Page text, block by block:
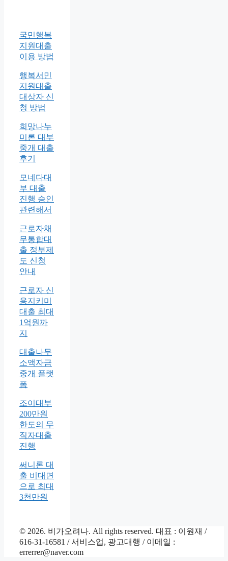
국민행복
지원대출
이용 방법
행복서민
지원대출
대상자 신
청 방법
희망나누
미론 대부
중개 대출
후기
모네다대
부 대출
진행 승인
관련해서
근로자채
무통합대
출 정부제
도 신청
안내
근로자 신
용지키미
대출 최대
1억원까
지
대출나무
소액자금
중개 플랫
폼
조이대부
200만원
한도의 무
직자대출
진행
써니론 대
출 비대면
으로 최대
3천만원
© 2026. 비가오려나. All rights reserved. 대표 : 이원재 /
616-31-16581 / 서비스업, 광고대행 / 이메일 :
errerrer@naver.com